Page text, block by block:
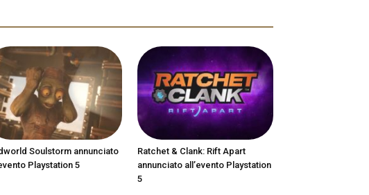
Soulstorm annunciato
Playstation 5
Ratchet & Clank: Rift Apart
annunciato all’evento Playstation
5